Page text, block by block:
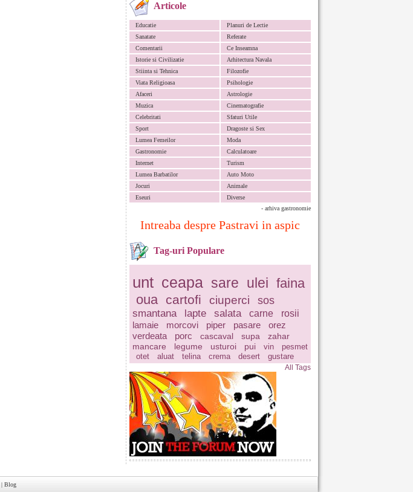
Articole
Educatie
Planuri de Lectie
Sanatate
Referate
Comentarii
Ce Inseamna
Istorie si Civilizatie
Arhitectura Navala
Stiinta si Tehnica
Filozofie
Viata Religioasa
Psihologie
Afaceri
Astrologie
Muzica
Cinematografie
Celebritati
Sfaturi Utile
Sport
Dragoste si Sex
Lumea Femeilor
Moda
Gastronomie
Calculatoare
Internet
Turism
Lumea Barbatilor
Auto Moto
Jocuri
Animale
Eseuri
Diverse
- arhiva gastronomie
Intreaba despre Pastravi in aspic
Tag-uri Populare
unt ceapa sare ulei faina
oua
cartofi ciuperci sos
smantana lapte salata carne
rosii
lamaie
morcovi piper pasare
orez
verdeata
porc cascaval supa
zahar
mancare
legume usturoi pui vin
pesmet
otet
aluat telina crema desert gustare
All Tags
| Blog